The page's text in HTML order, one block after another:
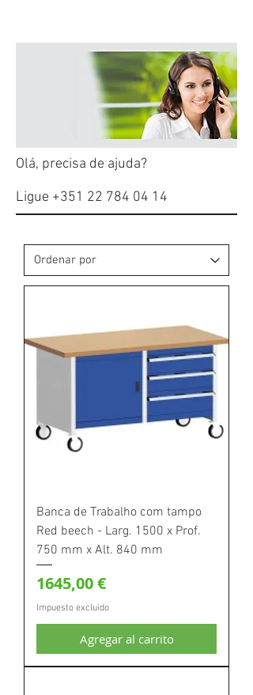
Olá, precisa de ajuda?
Ligue +351 22 784 04 14
Banca de Trabalho com tampo
Red beech - Larg. 1500 x Prof.
750 mm x Alt. 840 mm
Precio
1645,00 €
Impuesto excluido
Agregar al carrito